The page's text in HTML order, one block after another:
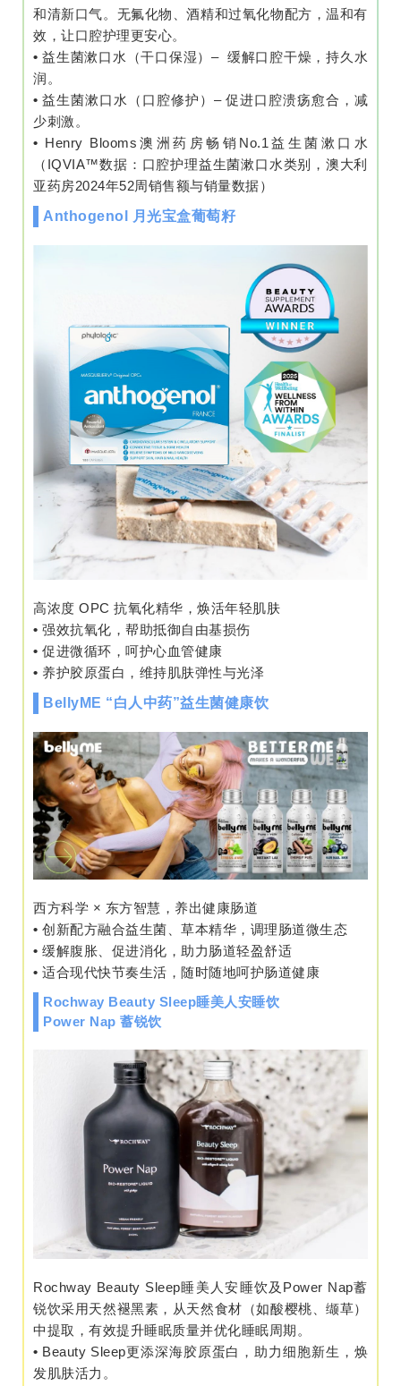
和清新口气。无氟化物、酒精和过氧化物配方，温和有
效，让口腔护理更安心。
•益生菌漱口水（干口保湿）– 缓解口腔干燥，持久水
润。
•益生菌漱口水（口腔修护）– 促进口腔溃疡愈合，减
少刺激。
• Henry Blooms澳洲药房畅销No.1益生菌漱口水
（IQVIA™数据：口腔护理益生菌漱口水类别，澳大利
亚药房2024年52周销售额与销量数据）
Anthogenol 月光宝盒葡萄籽
高浓度 OPC 抗氧化精华，焕活年轻肌肤
• 强效抗氧化，帮助抵御自由基损伤
• 促进微循环，呵护心血管健康
• 养护胶原蛋白，维持肌肤弹性与光泽
BellyME “白人中药”益生菌健康饮
西方科学 × 东方智慧，养出健康肠道
• 创新配方融合益生菌、草本精华，调理肠道微生态
• 缓解腹胀、促进消化，助力肠道轻盈舒适
• 适合现代快节奏生活，随时随地呵护肠道健康
Rochway Beauty Sleep睡美人安睡饮
Power Nap 蓄锐饮
Rochway Beauty Sleep睡美人安睡饮及Power Nap蓄
锐饮采用天然褪黑素，从天然食材（如酸樱桃、缬草）
中提取，有效提升睡眠质量并优化睡眠周期。
• Beauty Sleep更添深海胶原蛋白，助力细胞新生，焕
发肌肤活力。